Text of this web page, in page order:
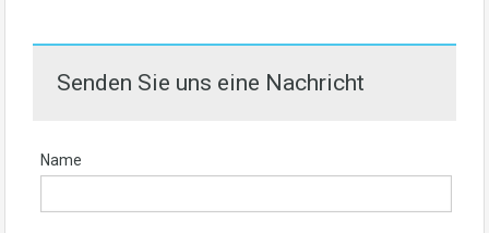
Senden Sie uns eine Nachricht
Name